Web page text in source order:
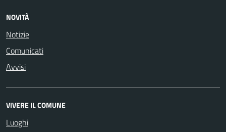
NOVITÀ
Notizie
Comunicati
Avvisi
VIVERE IL COMUNE
Luoghi